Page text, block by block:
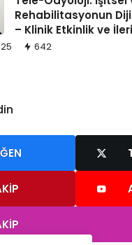
Rehabilitasyonun
– Klinik Etkinlik ve
642